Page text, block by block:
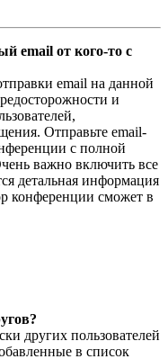
email от кого-то с
email на данной
и
Отправьте email-
с полной
важно включить все
детальная информация
конференции сможет в
других пользователей
в список